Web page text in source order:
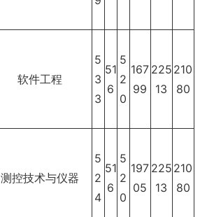
软件工程
5
3
3
51
6
5
2
0
167
99
225
13
210
80
测控技术与仪器
5
2
4
51
6
5
2
0
197
05
225
13
210
80